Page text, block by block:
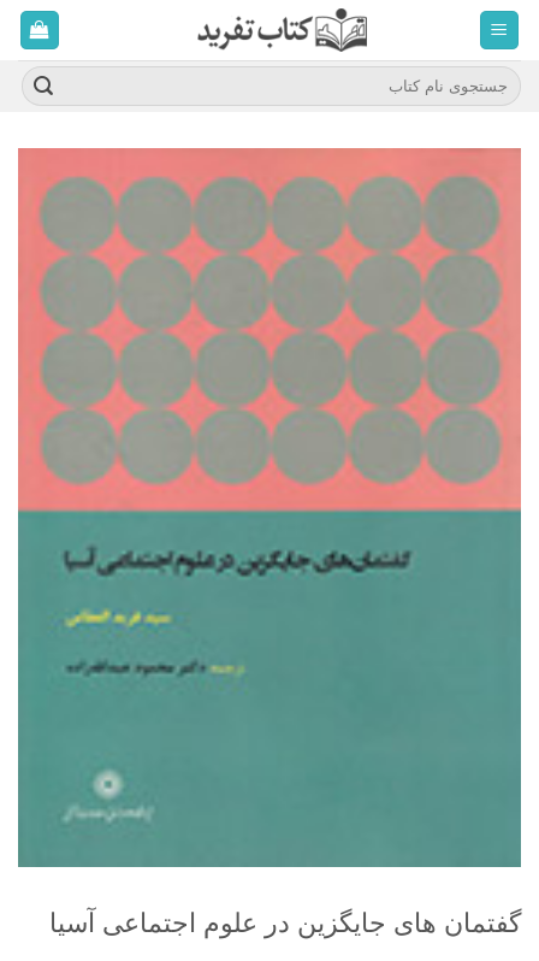
محتوا
برویدجستجو
برای:
گفتمان های جایگزین در علوم اجتماعی آسیا